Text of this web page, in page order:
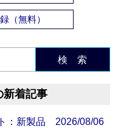
（無料）
検 索
新着記事
：新製品 2026/08/06